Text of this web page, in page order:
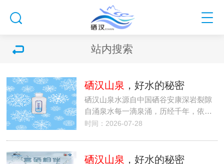
站内搜索
硒汉山泉 ，好水的秘密
硒汉山泉水源自中国硒谷安康深岩裂隙
自涌泉水每一滴泉涌，历经千年，依…
时间：2026-07-28
硒汉山泉 ，好水的秘密